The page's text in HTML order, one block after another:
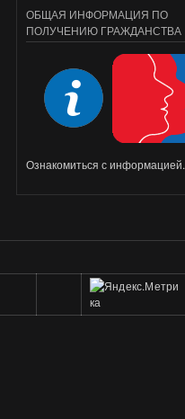
ОБЩАЯ ИНФОРМАЦИЯ ПО
ПОЛУЧЕНИЮ ГРАЖДАНСТВА
Ознакомиться с